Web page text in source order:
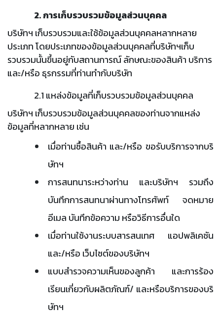
2. การเก็บรวบรวมข้อมูลส่วนบุคคล
บริษัทฯ เก็บรวบรวมและใช้ข้อมูลส่วนบุคคลหลากหลาย
ประเภท โดยประเภทของข้อมูลส่วนบุคคลที่บริษัทฯเก็บ
รวบรวมนั้นขึ้นอยู่กับสถานการณ์ ลักษณะของสินค้า บริการ
และ/หรือ ธุรกรรมที่ท่านทำกับบริษัท
2.1 แหล่งข้อมูลที่เก็บรวบรวมข้อมูลส่วนบุคคล
บริษัทฯ เก็บรวบรวมข้อมูลส่วนบุคคลของท่านจากแหล่ง
ข้อมูลที่หลากหลาย เช่น
เมื่อท่านซื้อสินค้า และ/หรือ ขอรับบริการจากบริ
ษัทฯ
การสนทนาระหว่างท่าน และบริษัทฯ รวมถึง
บันทึกการสนทนาผ่านทางโทรศัพท์ จดหมาย
อีเมล บันทึกข้อความ หรือวิธีการอื่นใด
เมื่อท่านใช้งานระบบสารสนเทศ แอปพลิเคชัน
และ/หรือ เว็บไซต์ของบริษัทฯ
แบบสำรวจความเห็นของลูกค้า และการร้อง
เรียนเกี่ยวกับผลิตภัณฑ์/ และหรือบริการของบริ
ษัทฯ